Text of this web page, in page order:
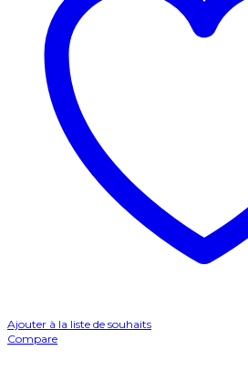
Ajouter à la liste de souhaits
Compare